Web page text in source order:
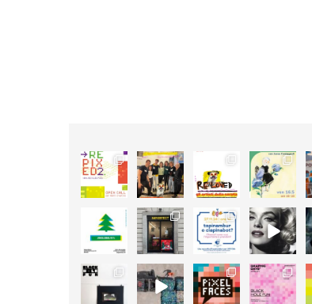
61
3
89
3
105
5
127
4
3
0
47
1
14
0
5
0
18
1
50
14
25
0
11
1